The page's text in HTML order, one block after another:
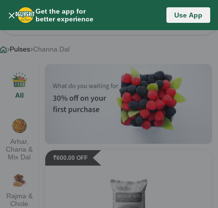
Get the app for
better experience
Use App
Pulses
Change Category
Pulses Channa Dal
All
Arhar,
Chana &
Mix Dal
Rajma &
Chole
₹600.00 OFF